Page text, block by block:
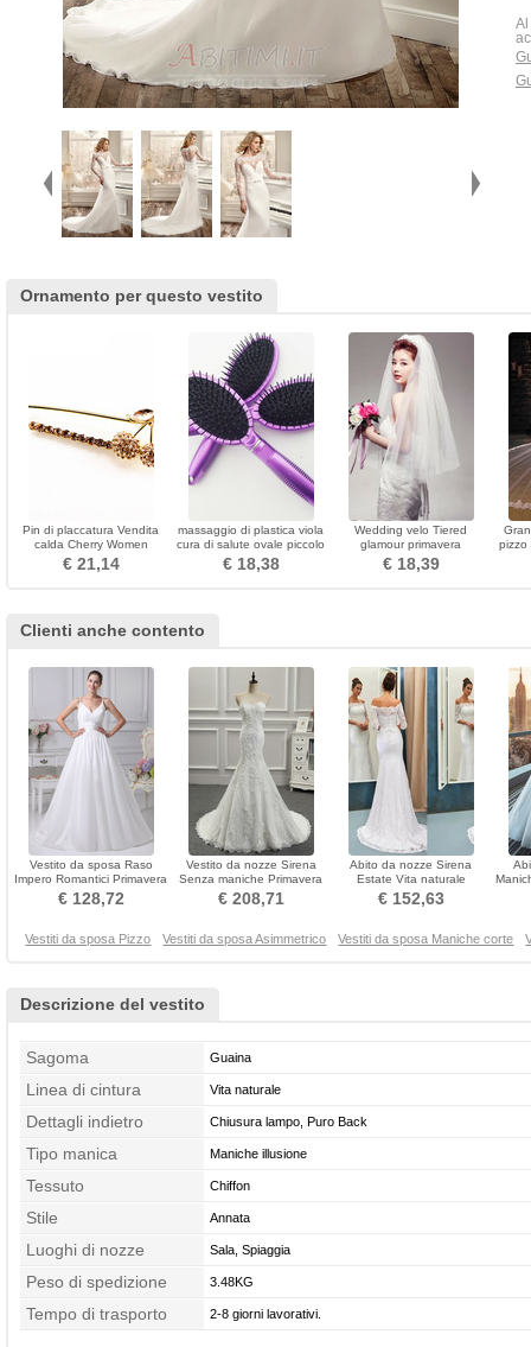
Al
Ornamento per questo vestito
Pin di placcatura Vendita
calda Cherry Women
Brooch
€ 21,14
massaggio di plastica viola
cura di salute ovale piccolo
specchio & pettine
€ 18,38
Wedding velo Tiered
glamour primavera
€ 18,39
pizzo
Clienti anche contento
Vestito da sposa Raso
Impero Romantici Primavera
Cintura in rilievo
€ 128,72
Vestito da nozze Sirena
Senza maniche Primavera
Vita naturale
€ 208,71
Abito da nozze Sirena
Estate Vita naturale
Maniche mezze Lungo
€ 152,63
Vestiti da sposa Pizzo Vestiti da sposa Asimmetrico Vestiti da sposa Maniche corte
Descrizione del vestito
Sagoma Guaina
Linea di cintura Vita naturale
Dettagli indietro Chiusura lampo, Puro Back
Tipo manica Maniche illusione
Tessuto Chiffon
Stile Annata
Luoghi di nozze Sala, Spiaggia
Peso di spedizione 3.48KG
Tempo di trasporto 2-8 giorni lavorativi.